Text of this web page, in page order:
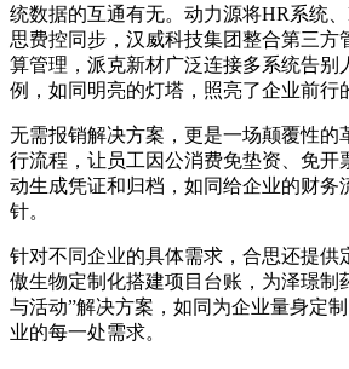
统数据的互通有无。动力源将HR系统
思费控同步，汉威科技集团整合第三方
算管理，派克新材广泛连接多系统告别
例，如同明亮的灯塔，照亮了企业前行
无需报销解决方案，更是一场颠覆性的
行流程，让员工因公消费免垫资、免开
动生成凭证和归档，如同给企业的财务
针。
针对不同企业的具体需求，合思还提供
傲生物定制化搭建项目台账，为泽璟制
与活动”解决方案，如同为企业量身定
业的每一处需求。